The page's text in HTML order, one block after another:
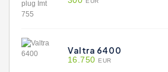
Valtra 6400
16.750 EUR